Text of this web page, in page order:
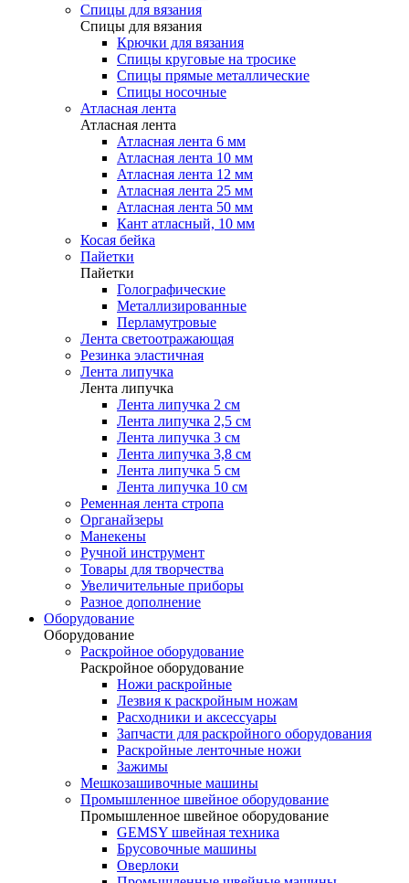
Спицы для вязания
Спицы для вязания
Крючки для вязания
Спицы круговые на тросике
Спицы прямые металлические
Спицы носочные
Атласная лента
Атласная лента
Атласная лента 6 мм
Атласная лента 10 мм
Атласная лента 12 мм
Атласная лента 25 мм
Атласная лента 50 мм
Кант атласный, 10 мм
Косая бейка
Пайетки
Пайетки
Голографические
Металлизированные
Перламутровые
Лента светоотражающая
Резинка эластичная
Лента липучка
Лента липучка
Лента липучка 2 см
Лента липучка 2,5 см
Лента липучка 3 см
Лента липучка 3,8 см
Лента липучка 5 см
Лента липучка 10 см
Ременная лента стропа
Органайзеры
Манекены
Ручной инструмент
Товары для творчества
Увеличительные приборы
Разное дополнение
Оборудование
Оборудование
Раскройное оборудование
Раскройное оборудование
Ножи раскройные
Лезвия к раскройным ножам
Расходники и аксессуары
Запчасти для раскройного оборудования
Раскройные ленточные ножи
Зажимы
Мешкозашивочные машины
Промышленное швейное оборудование
Промышленное швейное оборудование
GEMSY швейная техника
Брусовочные машины
Оверлоки